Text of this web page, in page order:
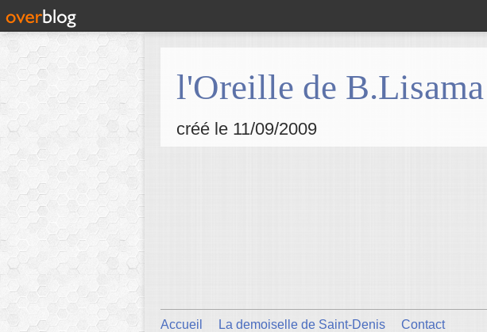
l'Oreille de B.Lisama
créé le 11/09/2009
Accueil La demoiselle de Saint-Denis Contact